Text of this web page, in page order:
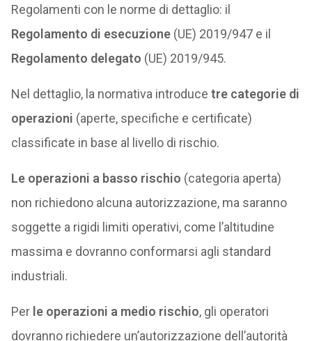
Regolamenti con le norme di dettaglio: il
Regolamento di esecuzione(UE) 2019/947 e il
Regolamento delegato (UE) 2019/945.
Nel dettaglio, la normativa introduce tre categorie di
operazioni (aperte, specifiche e certificate)
classificate in base al livello di rischio.
Le operazioni a basso rischio (categoria aperta)
non richiedono alcuna autorizzazione, ma saranno
soggette a rigidi limiti operativi, come l’altitudine
massima e dovranno conformarsi agli standard
industriali.
Perle operazioni a medio rischio, gli operatori
dovranno richiedere un’autorizzazione dell’autorità